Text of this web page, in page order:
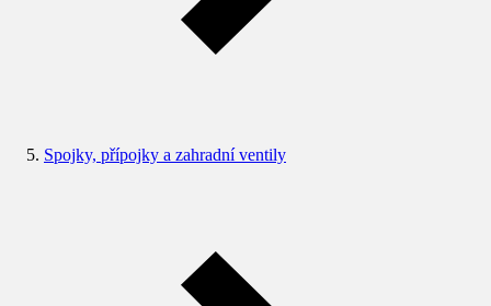
Spojky, přípojky a zahradní ventily